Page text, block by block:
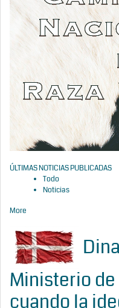
ÚLTIMAS NOTICIAS PUBLICADAS
Todo
Noticias
More
Ministerio
cuando la